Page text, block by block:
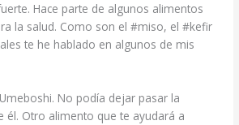
Hace parte de algunos alimentos
la salud. Como son el #miso, el #kefir
te he hablado en algunos de mis
No podía dejar pasar la
él. Otro alimento que te ayudará a